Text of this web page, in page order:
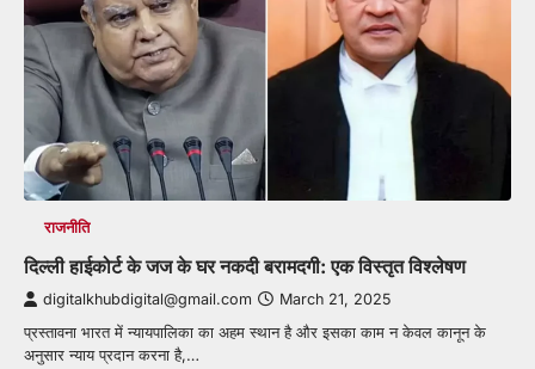
राजनीति
दिल्ली हाईकोर्ट के जज के घर नकदी बरामदगी: एक विस्तृत विश्लेषण
digitalkhubdigital@gmail.com March 21, 2025
प्रस्तावना भारत में न्यायपालिका का अहम स्थान है और इसका काम न केवल कानून के
अनुसार न्याय प्रदान करना है,…